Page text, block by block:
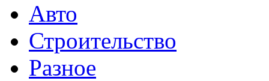
Авто
Строительство
Разное